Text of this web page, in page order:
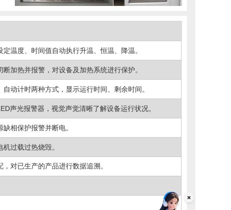
定温度、时间值自动执行升温、恒温、降温。
断加热并报警，对设备及加热系统进行保护。
自动计时两种方式，显示运行时间、剩余时间。
声光报警器，视觉声觉清晰了解设备运行状况。
缺相保护报警并断电。
机过载过热烧毁。
，对已生产的产品进行数据追溯。